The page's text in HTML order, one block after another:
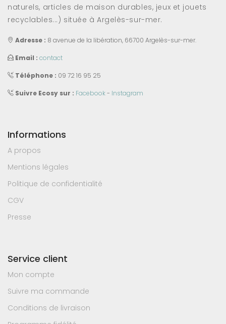
naturels, articles de maison durables, jeux et jouets
recyclables...) située à Argelès-sur-mer.
Adresse : 8 avenue de la libération, 66700 Argelès-sur-mer.
Email : contact
Téléphone : 09 72 16 95 25
Suivre Ecosy sur : Facebook- Instagram
Informations
A propos
Mentions légales
Politique de confidentialité
CGV
Presse
Service client
Mon compte
Suivre ma commande
Conditions de livraison